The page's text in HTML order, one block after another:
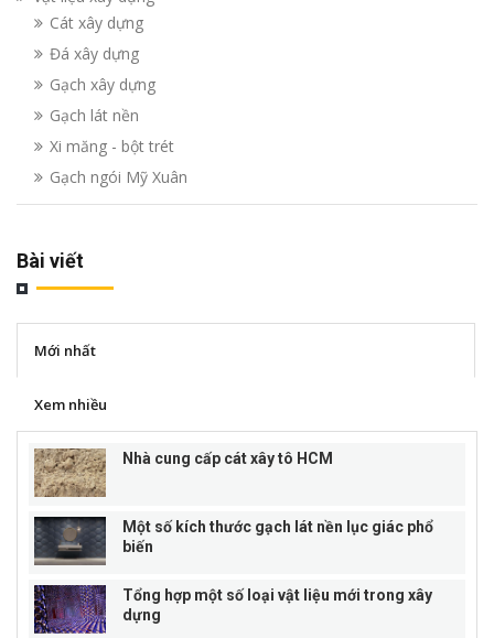
Cát xây dựng
Đá xây dựng
Gạch xây dựng
Gạch lát nền
Xi măng - bột trét
Gạch ngói Mỹ Xuân
Bài viết
Mới nhất
Xem nhiều
Nhà cung cấp cát xây tô HCM
Một số kích thước gạch lát nền lục giác phổ
biến
Tổng hợp một số loại vật liệu mới trong xây
dựng